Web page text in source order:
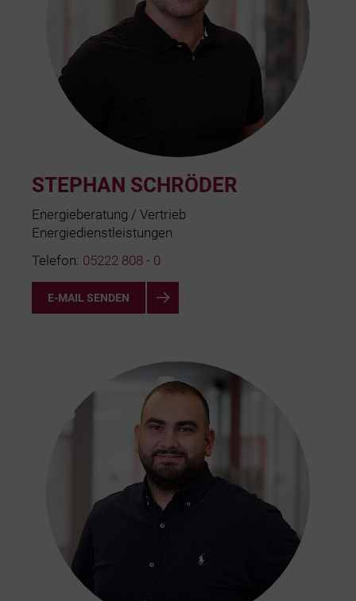
STEPHAN SCHRÖDER
Energieberatung / Vertrieb
Energiedienstleistungen
Telefon: 05222 808 - 0
E-MAIL SENDEN